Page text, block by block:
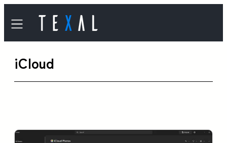
容
を
iCloud